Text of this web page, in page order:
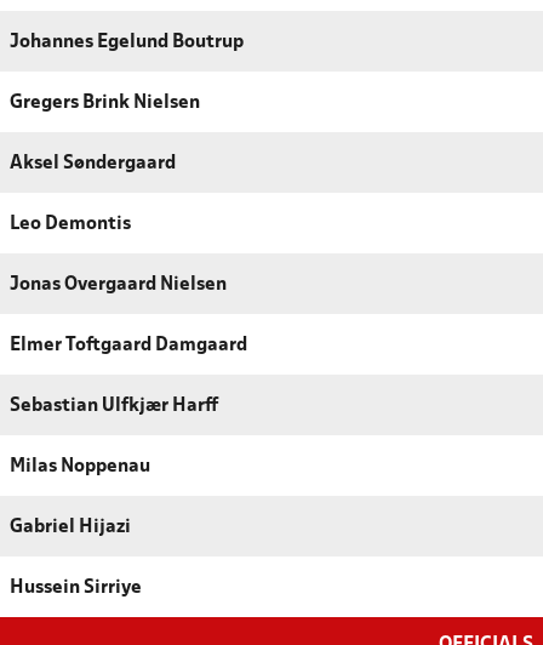
Johannes Egelund Boutrup
Gregers Brink Nielsen
Aksel Søndergaard
Leo Demontis
Jonas Overgaard Nielsen
Elmer Toftgaard Damgaard
Sebastian Ulfkjær Harff
Milas Noppenau
Gabriel Hijazi
Hussein Sirriye